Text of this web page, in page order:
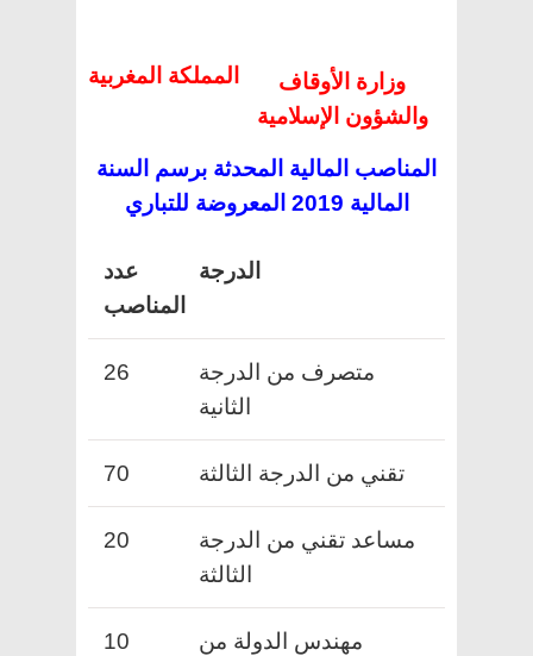
المملكة المغربية
وزارة الأوقاف
والشؤون الإسلامية
المناصب المالية المحدثة برسم السنة
المالية 2019 المعروضة للتباري
الدرجة
عدد
المناصب
متصرف من الدرجة
الثانية
26
تقني من الدرجة الثالثة 70
مساعد تقني من الدرجة
الثالثة
20
مهندس الدولة من
10